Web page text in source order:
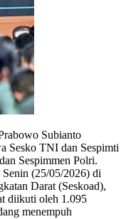
Subianto
Sesko TNI dan Sespimti
Sespimmen Polri.
Senin (25/05/2026) di
Darat (Seskoad),
diikuti oleh 1.095
menempuh